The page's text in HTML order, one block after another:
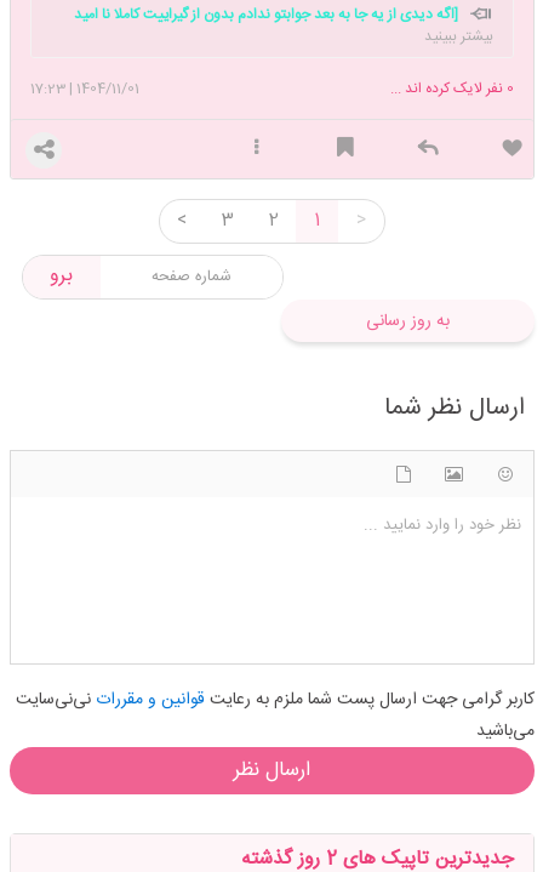
[اگه دیدی از یه جا به بعد جوابتو ندادم بدون از گیراییت کاملا نا امید
شدم و بنظرم ارزششو نداشته برات وقت بذارم توضیح بدم، حتما در موضوعی
اندر فضای خلوت ماست
که سرو های چمن پیش قامتش پستند💐✨️
بیشتر ببینید
1404/11/01
|
17:23 0 نفر لایک کرده اند ...
>
1
2
3
<
برو
به روز رسانی
ارسال نظر شما
نظر خود را وارد نمایید ...
کاربر گرامی جهت ارسال پست شما ملزم به رعایت قوانین و مقرراتنی‌نی‌سایت
می‌باشید
ارسال نظر
جدیدترین تاپیک های 2 روز گذشته